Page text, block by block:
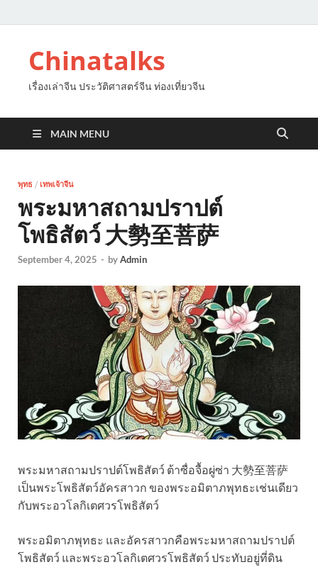
Chinatalks
เรื่องเล่าจีน ประวัติศาสตร์จีน ท่องเที่ยวจีน
MAIN MENU
พุทธ / เทพเจ้าจีน
พระมหาสถามปราปต์
โพธิสัตว์ 大勢至菩萨
September 4, 2025 - byAdmin
พระมหาสถามปราปต์โพธิสัตว์ ต้าซื่อจื้อผู่ซ่า 大勢至菩萨
เป็นพระโพธิสัตว์อัครสาวก ของพระอมิตาภพุทธะเช่นเดียว
กับพระอวโลกิเตศวรโพธิสัตว์
พระอมิตาภพุทธะ และอัครสาวกคือพระมหาสถามปราปต์
โพธิสัตว์ และพระอวโลกิเตศวรโพธิสัตว์ ประทับอยู่ที่ดิน